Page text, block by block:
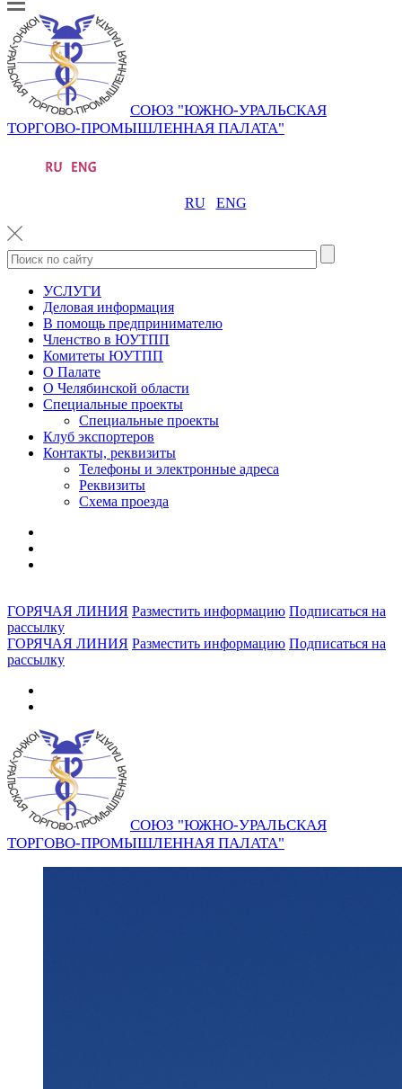
СОЮЗ "ЮЖНО-УРАЛЬСКАЯ
ТОРГОВО-ПРОМЫШЛЕННАЯ ПАЛАТА"
RU ENG
УСЛУГИ
Деловая информация
В помощь предпринимателю
Членство в ЮУТПП
Комитеты ЮУТПП
О Палате
О Челябинской области
Специальные проекты
Специальные проекты
Клуб экспортеров
Контакты, реквизиты
Телефоны и электронные адреса
Реквизиты
Схема проезда
ГОРЯЧАЯ ЛИНИЯ Разместить информацию Подписаться на
рассылку
ГОРЯЧАЯ ЛИНИЯ Разместить информацию Подписаться на
рассылку
СОЮЗ "ЮЖНО-УРАЛЬСКАЯ
ТОРГОВО-ПРОМЫШЛЕННАЯ ПАЛАТА"